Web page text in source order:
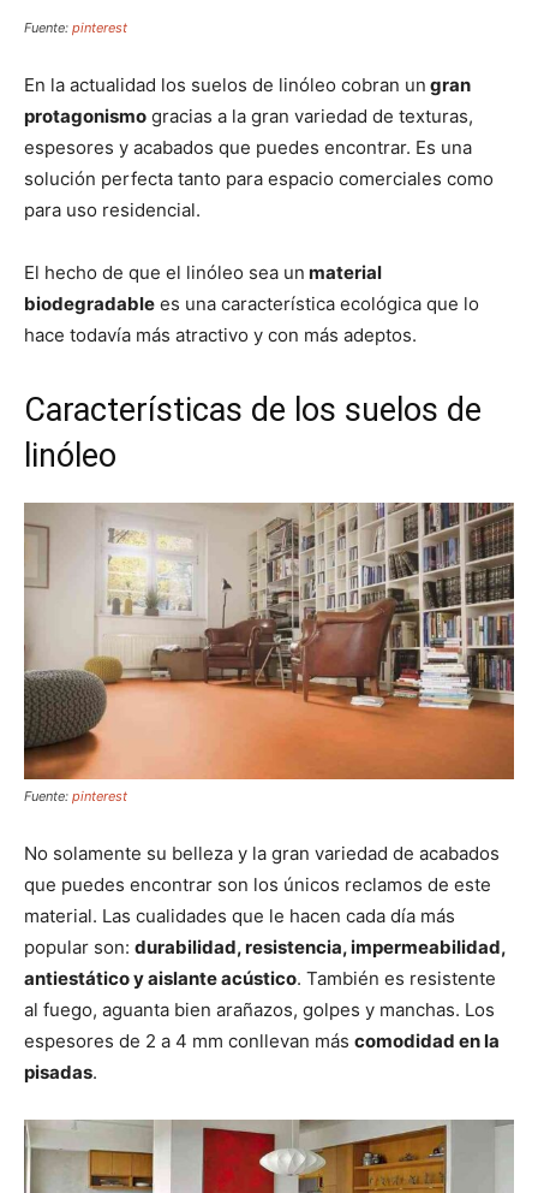
Fuente: pinterest
En la actualidad los suelos de linóleo cobran un gran
protagonismo gracias a la gran variedad de texturas,
espesores y acabados que puedes encontrar. Es una
solución perfecta tanto para espacio comerciales como
para uso residencial.
El hecho de que el linóleo sea un material
biodegradable es una característica ecológica que lo
hace todavía más atractivo y con más adeptos.
Características de los suelos de
linóleo
Fuente: pinterest
No solamente su belleza y la gran variedad de acabados
que puedes encontrar son los únicos reclamos de este
material. Las cualidades que le hacen cada día más
popular son: durabilidad, resistencia, impermeabilidad,
antiestático y aislante acústico. También es resistente
al fuego, aguanta bien arañazos, golpes y manchas. Los
espesores de 2 a 4 mm conllevan más comodidad en la
pisadas.